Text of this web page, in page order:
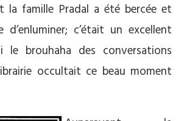
la famille Pradal a été bercée et
d’enluminer; c’était un excellent
le brouhaha des conversations
occultait ce beau moment